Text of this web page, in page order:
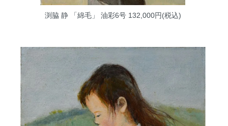
渕脇 静 「綿毛」 油彩6号132,000円(税込)